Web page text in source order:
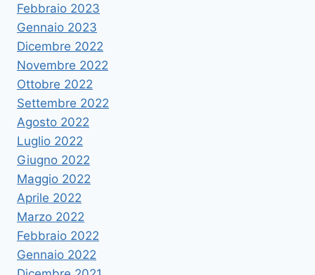
Febbraio 2023
Gennaio 2023
Dicembre 2022
Novembre 2022
Ottobre 2022
Settembre 2022
Agosto 2022
Luglio 2022
Giugno 2022
Maggio 2022
Aprile 2022
Marzo 2022
Febbraio 2022
Gennaio 2022